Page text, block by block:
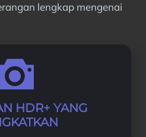
lengkap mengenai
HDR+ YANG